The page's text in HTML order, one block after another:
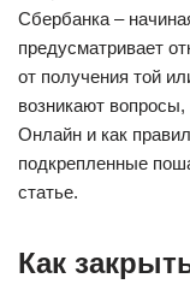
Сбербанка –
предусматривает
от получения той
возникают
Онлайн и как
подкрепленные
статье.
Как